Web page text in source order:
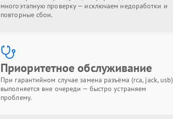
многоэтапную проверку — исключаем недоработки и
повторные сбои.
Приоритетное обслуживание
При гарантийном случае замена разъёма (rca, jack, usb)
выполняется вне очереди — быстро устраняем
проблему.